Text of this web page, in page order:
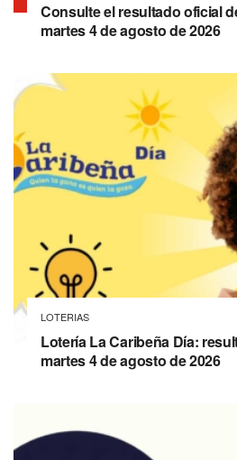
Consulte el resultado oficial
martes 4 de agosto de 2026
LOTERIAS
Lotería La Caribeña Día:
martes 4 de agosto de 2026